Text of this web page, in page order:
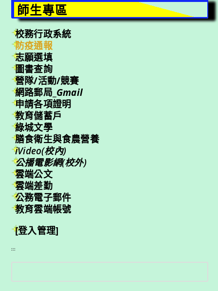
師生專區
校務行政系統
防疫通報
志願選填
圖書查詢
營隊/活動/競賽
網路郵局_ Gmail
申請各項證明
教育儲蓄戶
綠城文學
膳食衛生與食農營養
iVideo(校內)
公播電影網(校外)
雲端公文
雲端差勤
公務電子郵件
教育雲端帳號
[登入管理]
:::
搜
尋